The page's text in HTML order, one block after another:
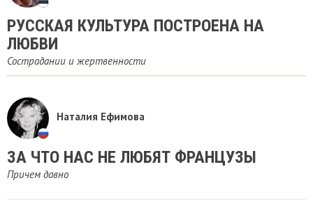
РУССКАЯ КУЛЬТУРА ПОСТРОЕНА НА
ЛЮБВИ
Сострадании и жертвенности
Наталия Ефимова
ЗА ЧТО НАС НЕ ЛЮБЯТ ФРАНЦУЗЫ
Причем давно